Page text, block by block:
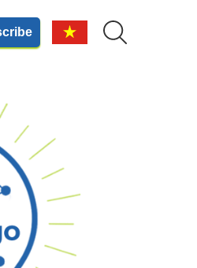
chỉ
- nền tảng số
người tiêu